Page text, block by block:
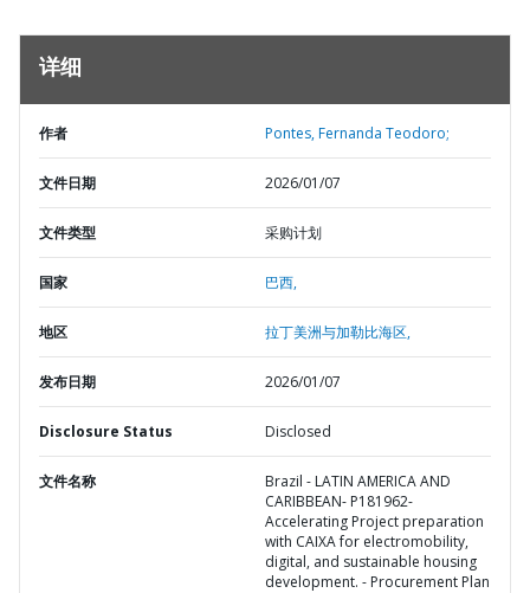
详细
作者 Pontes, Fernanda Teodoro;
文件日期 2026/01/07
文件类型 采购计划
国家 巴西,
地区 拉丁美洲与加勒比海区,
发布日期 2026/01/07
Disclosure Status Disclosed
文件名称
Brazil - LATIN AMERICA AND
CARIBBEAN- P181962-
Accelerating Project preparation
with CAIXA for electromobility,
digital, and sustainable housing
development. - Procurement Plan